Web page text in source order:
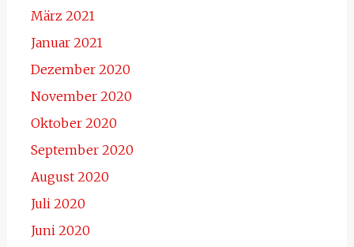
März 2021
Januar 2021
Dezember 2020
November 2020
Oktober 2020
September 2020
August 2020
Juli 2020
Juni 2020